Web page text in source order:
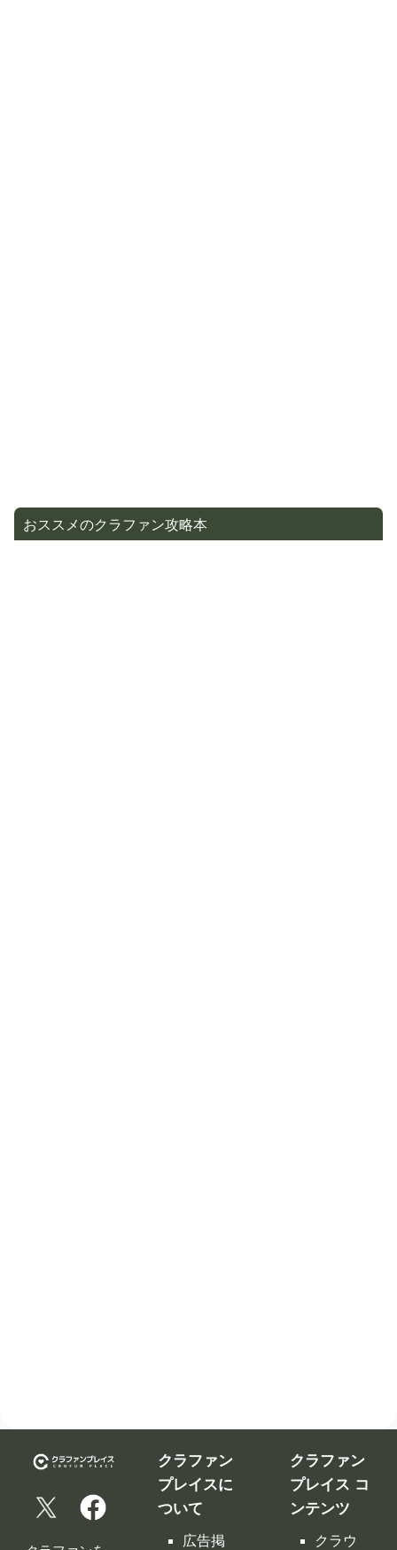
クラファンを
告知、拡散す
るなら
クラファンプ
レイス。
いて
修正依
頼フォ
ーム
ンディ
ング入
門編
クラウ